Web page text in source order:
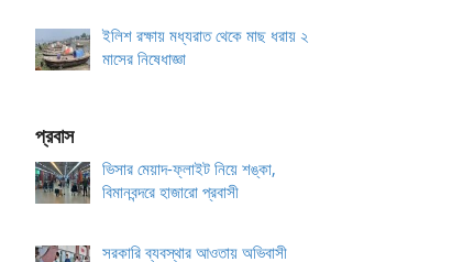
ইলিশ রক্ষায় মধ্যরাত থেকে মাছ ধরায় ২
মাসের নিষেধাজ্ঞা
প্রবাস
ভিসার মেয়াদ-ফ্লাইট নিয়ে শঙ্কা,
বিমানবন্দরে হাজারো প্রবাসী
সরকারি ব্যবস্থার আওতায় অভিবাসী